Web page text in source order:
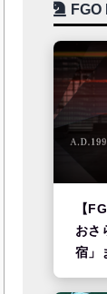
【
おさ
宿」